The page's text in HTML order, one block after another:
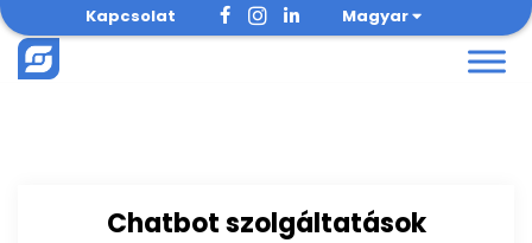
Skip
to
content
Kapcsolat Magyar
Chatbot szolgáltatások